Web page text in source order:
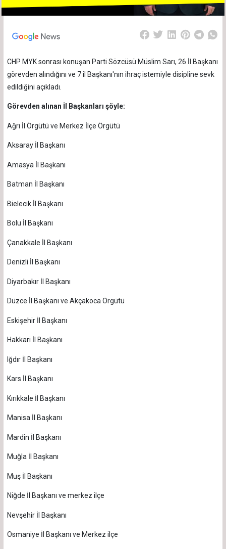
CHP MYK sonrası konuşan Parti Sözcüsü Müslim Sarı, 26 İl Başkanı
görevden alındığını ve 7 il Başkanı'nın ihraç istemiyle disipline sevk
edildiğini açıkladı.
Görevden alınan İl Başkanları şöyle:
Ağrı İl Örgütü ve Merkez İlçe Örgütü
Aksaray İl Başkanı
Amasya İl Başkanı
Batman İl Başkanı
Bielecik İl Başkanı
Bolu İl Başkanı
Çanakkale İl Başkanı
Denizli İl Başkanı
Diyarbakır İl Başkanı
Düzce İl Başkanı ve Akçakoca Örgütü
Eskişehir İl Başkanı
Hakkari İl Başkanı
Iğdır İl Başkanı
Kars İl Başkanı
Kırıkkale İl Başkanı
Manisa İl Başkanı
Mardin İl Başkanı
Muğla İl Başkanı
Muş İl Başkanı
Niğde İl Başkanı ve merkez ilçe
Nevşehir İl Başkanı
Osmaniye İl Başkanı ve Merkez ilçe